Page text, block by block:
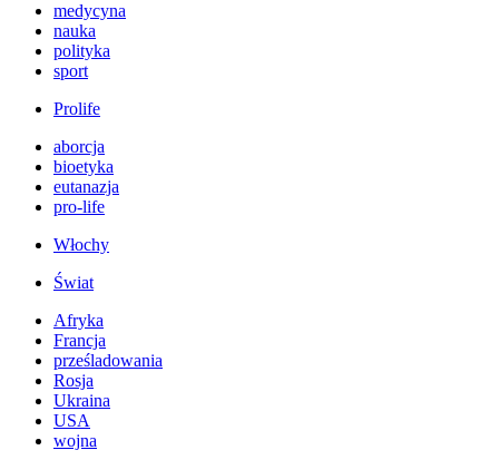
medycyna
nauka
polityka
sport
Prolife
aborcja
bioetyka
eutanazja
pro-life
Włochy
Świat
Afryka
Francja
prześladowania
Rosja
Ukraina
USA
wojna